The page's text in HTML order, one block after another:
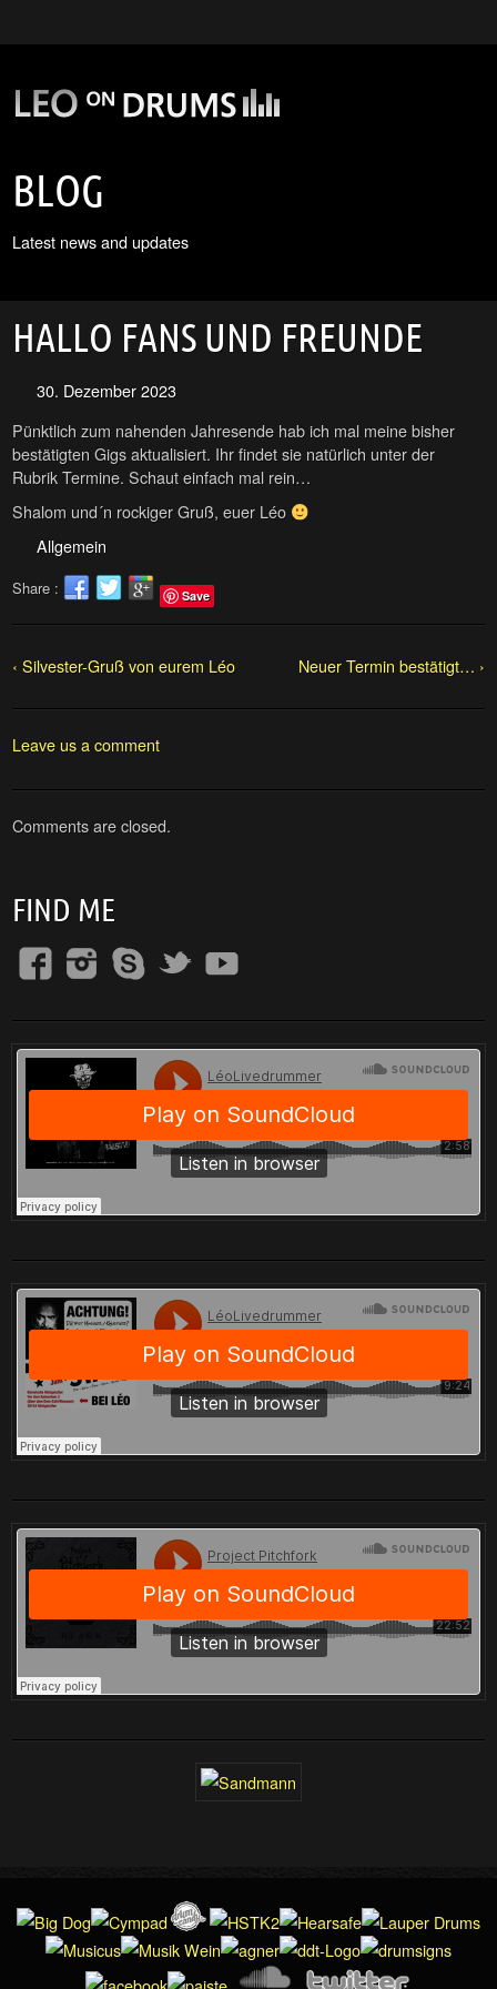
BLOG
Latest news and updates
HALLO FANS UND FREUNDE
30. Dezember 2023
Pünktlich zum nahenden Jahresende hab ich mal meine bisher
bestätigten Gigs aktualisiert. Ihr findet sie natürlich unter der
Rubrik Termine. Schaut einfach mal rein…
Shalom und´n rockiger Gruß, euer Léo
Allgemein
Share : Save
‹ Silvester-Gruß von eurem Léo Neuer Termin bestätigt… ›
Leave us a comment
Comments are closed.
FIND ME